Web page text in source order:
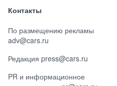
Контакты
По размещению рекламы
adv@cars.ru
Редакция press@cars.ru
PR и информационное